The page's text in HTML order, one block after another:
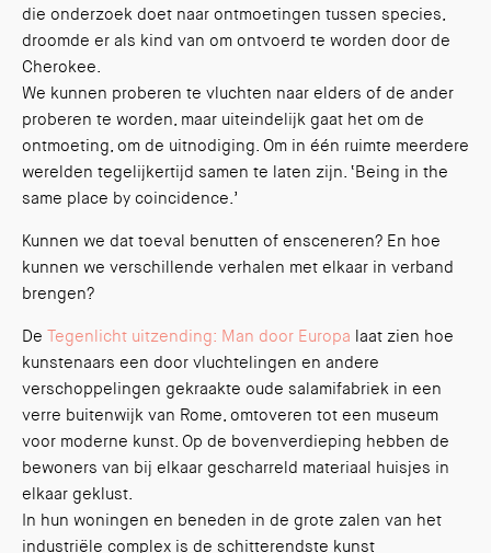
die onderzoek doet naar ontmoetingen tussen species,
droomde er als kind van om ontvoerd te worden door de
Cherokee.
We kunnen proberen te vluchten naar elders of de ander
proberen te worden, maar uiteindelijk gaat het om de
ontmoeting, om de uitnodiging. Om in één ruimte meerdere
werelden tegelijkertijd samen te laten zijn. ‘Being in the
same place by coincidence.’
Kunnen we dat toeval benutten of ensceneren? En hoe
kunnen we verschillende verhalen met elkaar in verband
brengen?
De Tegenlicht uitzending: Man door Europa laat zien hoe
kunstenaars een door vluchtelingen en andere
verschoppelingen gekraakte oude salamifabriek in een
verre buitenwijk van Rome, omtoveren tot een museum
voor moderne kunst. Op de bovenverdieping hebben de
bewoners van bij elkaar gescharreld materiaal huisjes in
elkaar geklust.
In hun woningen en beneden in de grote zalen van het
industriële complex is de schitterendste kunst